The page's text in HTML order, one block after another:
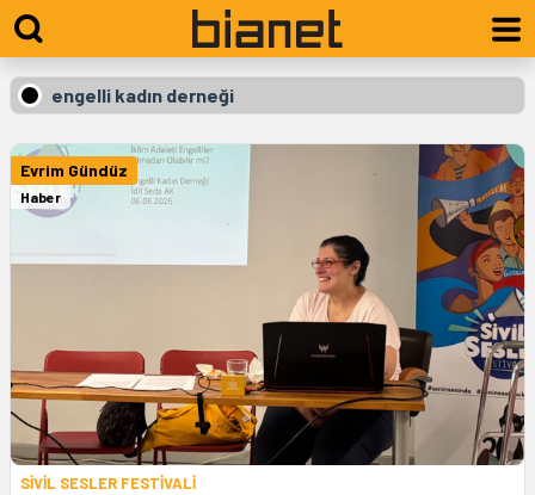
engelli kadın derneği
Evrim Gündüz
Haber
SİVİL SESLER FESTİVALİ